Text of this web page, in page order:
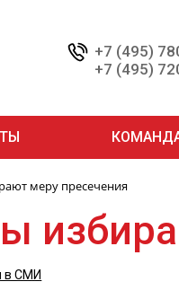
+7 (495)
+7 (495)
меру пресечения
в СМИ